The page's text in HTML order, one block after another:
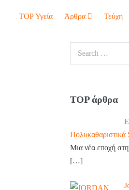
TOP Υγεία Άρθρα Τεύχη
TOP άρθρα
Πολυκαθαριστικά
Μια νέα εποχή
[…]